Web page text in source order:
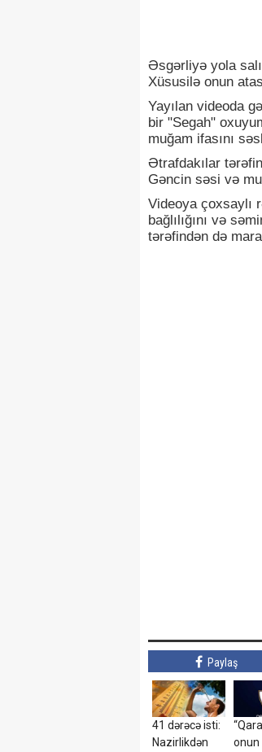
Əsgərliyə yola
Xüsusilə onun
Yayılan videoda
bir "Segah"
muğam ifasını
Ətrafdakılar
Gəncin səsi və
Videoya çoxsaylı
bağlılığını və
tərəfindən də
Paylaş
41 dərəcə isti:
Nazirlikdən
onun